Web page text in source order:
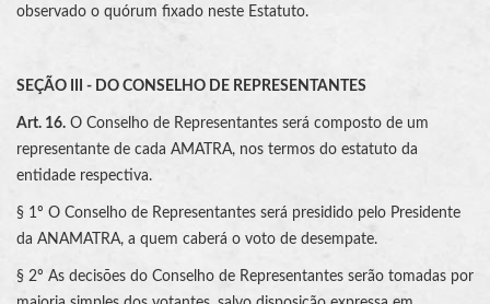
observado o quórum fixado neste Estatuto.
SEÇÃO III - DO CONSELHO DE REPRESENTANTES
Art. 16. O Conselho de Representantes será composto de um
representante de cada AMATRA, nos termos do estatuto da
entidade respectiva.
§ 1º O Conselho de Representantes será presidido pelo Presidente
da ANAMATRA, a quem caberá o voto de desempate.
§ 2º As decisões do Conselho de Representantes serão tomadas por